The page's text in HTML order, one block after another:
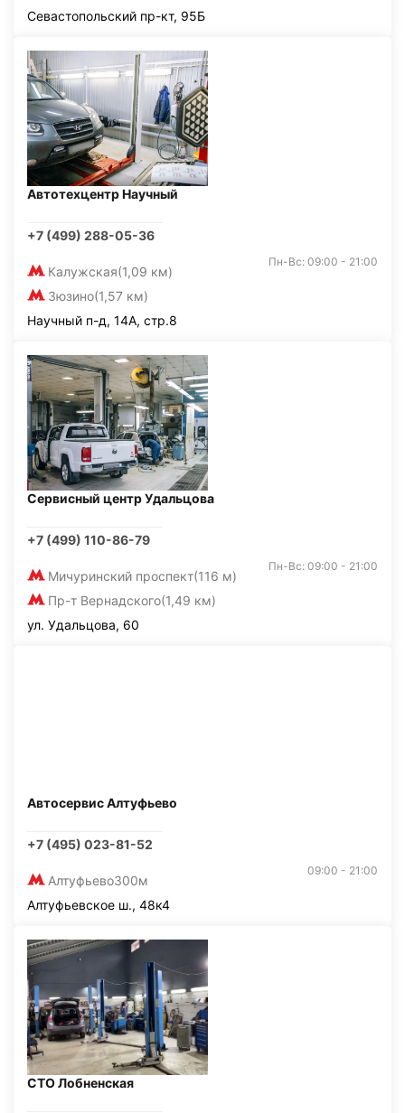
Севастопольский пр-кт, 95Б
Автотехцентр Научный
+7 (499) 288-05-36
Калужская(1,09 км)
Зюзино(1,57 км)
Пн-Вс: 09:00 - 21:00
Научный п-д, 14А, стр.8
Сервисный центр Удальцова
+7 (499) 110-86-79
Мичуринский проспект(116 м)
Пр-т Вернадского(1,49 км)
Пн-Вс: 09:00 - 21:00
ул. Удальцова, 60
Автосервис Алтуфьево
+7 (495) 023-81-52
Алтуфьево300м
09:00 - 21:00
Алтуфьевское ш., 48к4
СТО Лобненская